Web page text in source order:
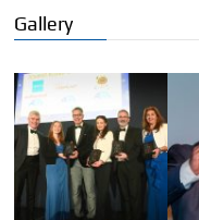
Gallery